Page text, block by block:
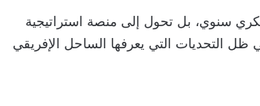
سنوي، بل تحول إلى منصة استراتيجية
التحديات التي يعرفها الساحل الإفريقي